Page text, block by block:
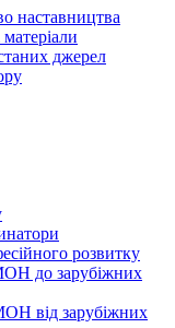
наставництва
джерел
розвитку
до зарубіжних
від зарубіжних